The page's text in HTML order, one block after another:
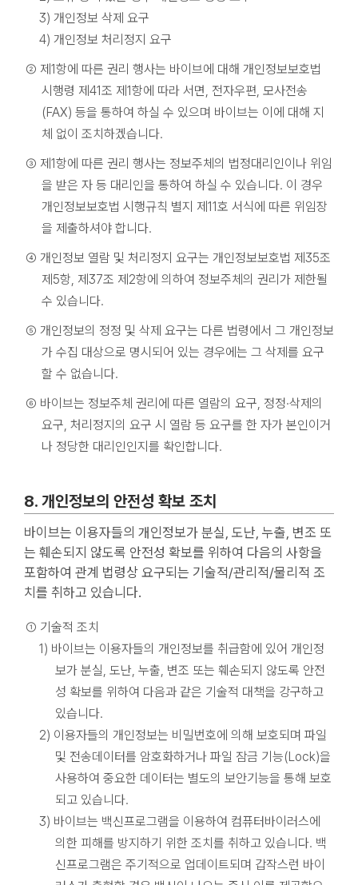
3) 개인정보 삭제 요구
4) 개인정보 처리정지 요구
② 제1항에 따른 권리 행사는 바이브에 대해 개인정보보호법
시행령 제41조 제1항에 따라 서면, 전자우편, 모사전송
(FAX) 등을 통하여 하실 수 있으며 바이브는 이에 대해 지
체 없이 조치하겠습니다.
③ 제1항에 따른 권리 행사는 정보주체의 법정대리인이나 위임
을 받은 자 등 대리인을 통하여 하실 수 있습니다. 이 경우
개인정보보호법 시행규칙 별지 제11호 서식에 따른 위임장
을 제출하셔야 합니다.
④ 개인정보 열람 및 처리정지 요구는 개인정보보호법 제35조
제5항, 제37조 제2항에 의하여 정보주체의 권리가 제한될
수 있습니다.
⑤ 개인정보의 정정 및 삭제 요구는 다른 법령에서 그 개인정보
가 수집 대상으로 명시되어 있는 경우에는 그 삭제를 요구
할 수 없습니다.
⑥ 바이브는 정보주체 권리에 따른 열람의 요구, 정정·삭제의
요구, 처리정지의 요구 시 열람 등 요구를 한 자가 본인이거
나 정당한 대리인인지를 확인합니다.
8. 개인정보의 안전성 확보 조치
바이브는 이용자들의 개인정보가 분실, 도난, 누출, 변조 또
는 훼손되지 않도록 안전성 확보를 위하여 다음의 사항을
포함하여 관계 법령상 요구되는 기술적/관리적/물리적 조
치를 취하고 있습니다.
① 기술적 조치
1) 바이브는 이용자들의 개인정보를 취급함에 있어 개인정
보가 분실, 도난, 누출, 변조 또는 훼손되지 않도록 안전
성 확보를 위하여 다음과 같은 기술적 대책을 강구하고
있습니다.
2) 이용자들의 개인정보는 비밀번호에 의해 보호되며 파일
및 전송데이터를 암호화하거나 파일 잠금 기능(Lock)을
사용하여 중요한 데이터는 별도의 보안기능을 통해 보호
되고 있습니다.
3) 바이브는 백신프로그램을 이용하여 컴퓨터바이러스에
의한 피해를 방지하기 위한 조치를 취하고 있습니다. 백
신프로그램은 주기적으로 업데이트되며 갑작스런 바이